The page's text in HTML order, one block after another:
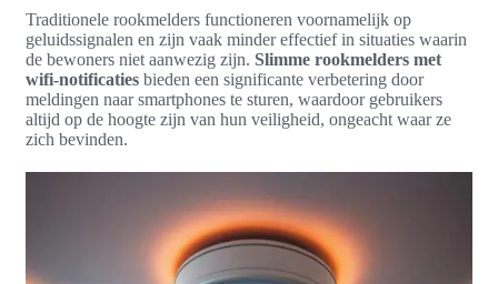
Traditionele rookmelders functioneren voornamelijk op
geluidssignalen en zijn vaak minder effectief in situaties waarin
de bewoners niet aanwezig zijn. Slimme rookmelders met
wifi-notificaties bieden een significante verbetering door
meldingen naar smartphones te sturen, waardoor gebruikers
altijd op de hoogte zijn van hun veiligheid, ongeacht waar ze
zich bevinden.